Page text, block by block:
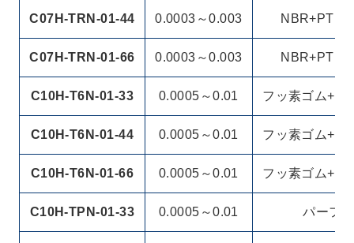
C07H-TRN-01-44 0.0003～0.003 NBR+PTFE
C07H-TRN-01-66 0.0003～0.003 NBR+PTFE
C10H-T6N-01-33 0.0005～0.01 フッ素ゴム
C10H-T6N-01-44 0.0005～0.01 フッ素ゴム
C10H-T6N-01-66 0.0005～0.01 フッ素ゴム
C10H-TPN-01-33 0.0005～0.01 パーフ